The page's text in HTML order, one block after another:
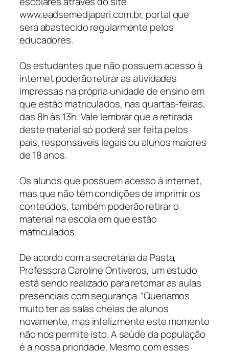
www.eadsemedjaperi.com.br, portal que
será abastecido regularmente pelos
educadores.
Os estudantes que não possuem acesso à
internet poderão retirar as atividades
impressas na própria unidade de ensino em
que estão matriculados, nas quartas-feiras,
das 8h às 13h. Vale lembrar que a retirada
deste material só poderá ser feita pelos
pais, responsáveis legais ou alunos maiores
de 18 anos.
Os alunos que possuem acesso à internet,
mas que não têm condições de imprimir os
conteúdos, também poderão retirar o
material na escola em que estão
matriculados.
De acordo com a secretária da Pasta,
Professora Caroline Ontiveros, um estudo
está sendo realizado para retomar as aulas
presenciais com segurança. “Queríamos
muito ter as salas cheias de alunos
novamente, mas infelizmente este momento
não nos permite isto. A saúde da população
é a nossa prioridade. Mesmo com esses